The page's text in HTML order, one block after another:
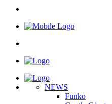
NEWS
Funko